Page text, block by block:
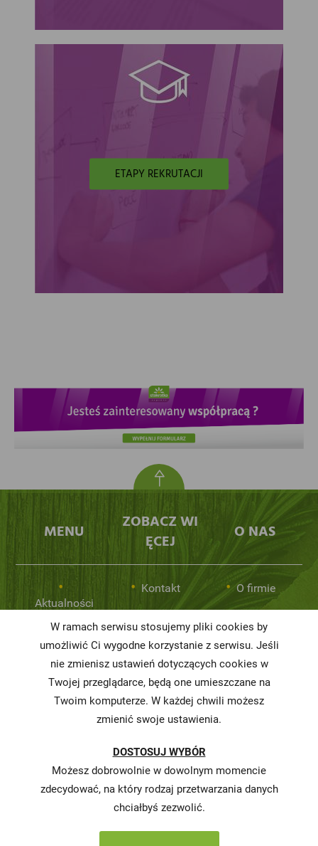
ETAPY REKRUTACJI
MENU
Aktualności
Poznaj nas
Współpraca
Korzyści
ZOBACZ WI
ĘCEJ
Kontakt
Polityka
prywatności
Regulamin
serwisu
danych
osobowych
Ochrona
danych
osobowych -
O NAS
O firmie
sklepy
W ramach serwisu stosujemy pliki cookies by
umożliwić Ci wygodne korzystanie z serwisu. Jeśli
nie zmienisz ustawień dotyczących cookies w
Twojej przeglądarce, będą one umieszczane na
Twoim komputerze. W każdej chwili możesz
zmienić swoje ustawienia.
DOSTOSUJ WYBÓR
Możesz dobrowolnie w dowolnym momencie
zdecydować, na który rodzaj przetwarzania danych
chciałbyś zezwolić.